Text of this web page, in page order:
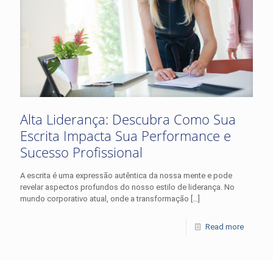
Alta Liderança: Descubra Como Sua
Escrita Impacta Sua Performance e
Sucesso Profissional
A escrita é uma expressão autêntica da nossa mente e pode
revelar aspectos profundos do nosso estilo de liderança. No
mundo corporativo atual, onde a transformação […]
Read more